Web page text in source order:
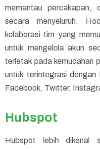
memantau percakapan,
secara menyeluruh.
kolaborasi tim yang
untuk mengelola akun
terletak pada kemudahan
untuk terintegrasi
Facebook, Twitter,
Hubspot
Hubspot lebih dikenal